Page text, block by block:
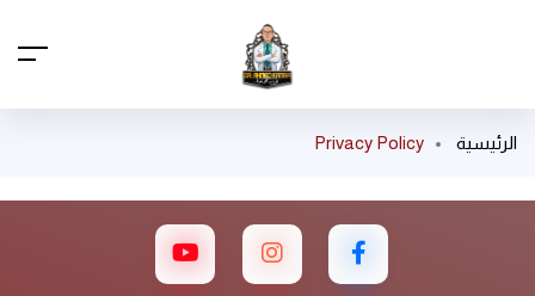
الرئيسية Privacy Policy